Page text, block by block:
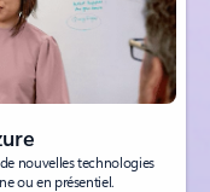
nouvelles technologies
ou en présentiel.